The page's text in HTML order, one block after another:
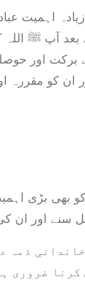
اہمیت
آپ ﷺ اللہ
برکت اور
ان کو مقررہ
بھی بڑی
سنے اور ان
ذمہ
ضروری